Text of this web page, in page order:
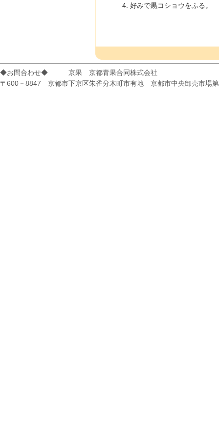
好みで黒コショウをふる。
◆お問合わせ◆ 京果 京都青果合同株式会社
〒600－8847 京都市下京区朱雀分木町市有地 京都市中央卸売市